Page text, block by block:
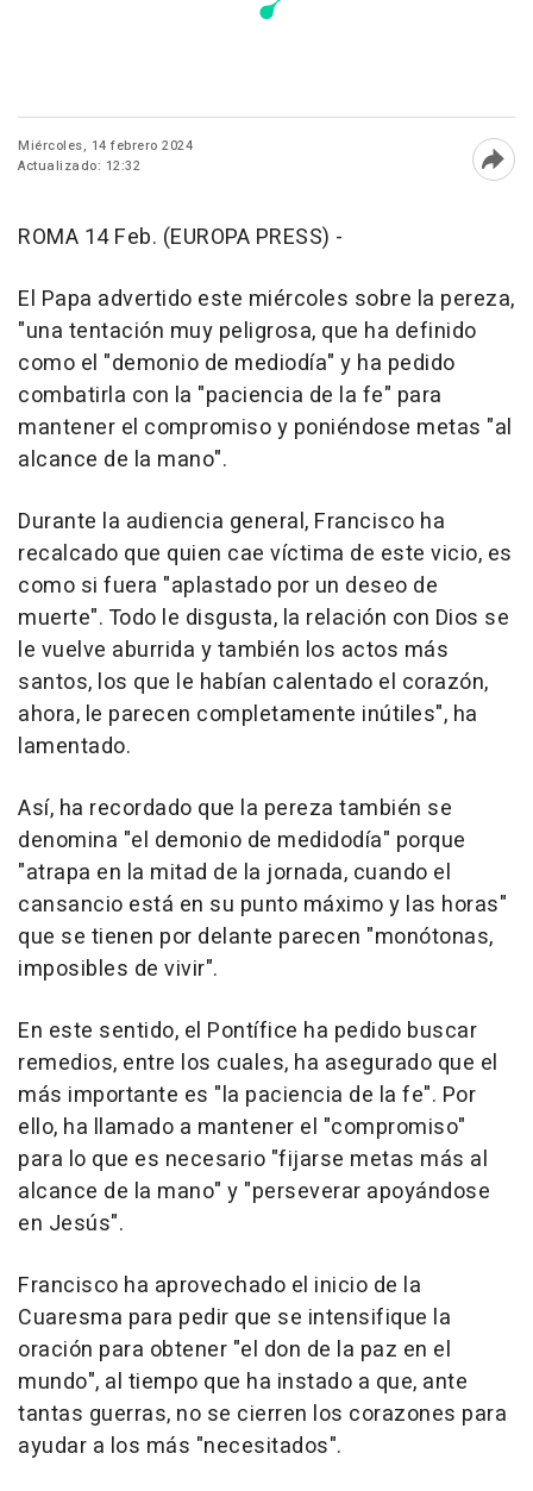
Miércoles, 14 febrero 2024
Actualizado: 12:32
ROMA 14 Feb. (EUROPA PRESS) -
El Papa advertido este miércoles sobre la pereza,
"una tentación muy peligrosa, que ha definido
como el "demonio de mediodía" y ha pedido
combatirla con la "paciencia de la fe" para
mantener el compromiso y poniéndose metas "al
alcance de la mano".
Durante la audiencia general, Francisco ha
recalcado que quien cae víctima de este vicio, es
como si fuera "aplastado por un deseo de
muerte". Todo le disgusta, la relación con Dios se
le vuelve aburrida y también los actos más
santos, los que le habían calentado el corazón,
ahora, le parecen completamente inútiles", ha
lamentado.
Así, ha recordado que la pereza también se
denomina "el demonio de medidodía" porque
"atrapa en la mitad de la jornada, cuando el
cansancio está en su punto máximo y las horas"
que se tienen por delante parecen "monótonas,
imposibles de vivir".
En este sentido, el Pontífice ha pedido buscar
remedios, entre los cuales, ha asegurado que el
más importante es "la paciencia de la fe". Por
ello, ha llamado a mantener el "compromiso"
para lo que es necesario "fijarse metas más al
alcance de la mano" y "perseverar apoyándose
en Jesús".
Francisco ha aprovechado el inicio de la
Cuaresma para pedir que se intensifique la
oración para obtener "el don de la paz en el
mundo", al tiempo que ha instado a que, ante
tantas guerras, no se cierren los corazones para
ayudar a los más "necesitados".